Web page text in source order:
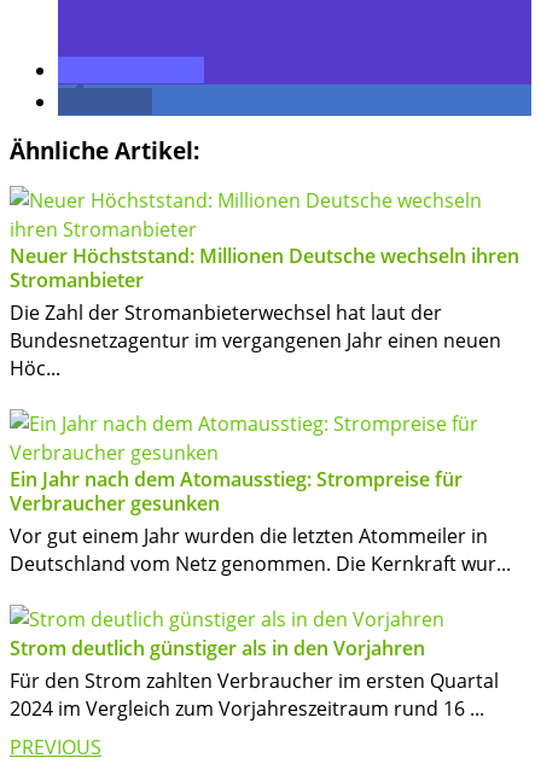
Ähnliche Artikel:
Neuer Höchststand: Millionen Deutsche wechseln ihren
Stromanbieter
Die Zahl der Stromanbieterwechsel hat laut der
Bundesnetzagentur im vergangenen Jahr einen neuen
Höc...
Ein Jahr nach dem Atomausstieg: Strompreise für
Verbraucher gesunken
Vor gut einem Jahr wurden die letzten Atommeiler in
Deutschland vom Netz genommen. Die Kernkraft wur...
Strom deutlich günstiger als in den Vorjahren
Für den Strom zahlten Verbraucher im ersten Quartal
2024 im Vergleich zum Vorjahreszeitraum rund 16 ...
Post
PREVIOUS